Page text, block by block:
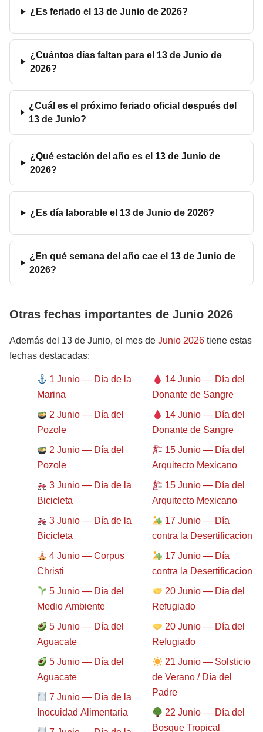
¿Es feriado el 13 de Junio de 2026?
¿Cuántos días faltan para el 13 de Junio de
2026?
¿Cuál es el próximo feriado oficial después del
13 de Junio?
¿Qué estación del año es el 13 de Junio de
2026?
¿Es día laborable el 13 de Junio de 2026?
¿En qué semana del año cae el 13 de Junio de
2026?
Otras fechas importantes de Junio 2026
Además del 13 de Junio, el mes de Junio 2026 tiene estas
fechas destacadas:
1 Junio — Día de la
Marina
2 Junio — Día del
Pozole
2 Junio — Día del
Pozole
3 Junio — Día de la
Bicicleta
3 Junio — Día de la
Bicicleta
4 Junio — Corpus
Christi
5 Junio — Día del
Medio Ambiente
5 Junio — Día del
Aguacate
5 Junio — Día del
Aguacate
7 Junio — Día de la
Inocuidad Alimentaria
14 Junio — Día del
Donante de Sangre
14 Junio — Día del
Donante de Sangre
15 Junio — Día del
Arquitecto Mexicano
15 Junio — Día del
Arquitecto Mexicano
17 Junio — Día
contra la Desertificacion
17 Junio — Día
contra la Desertificacion
20 Junio — Día del
Refugiado
20 Junio — Día del
Refugiado
21 Junio — Solsticio
de Verano / Día del
Padre
22 Junio — Día del
Bosque Tropical